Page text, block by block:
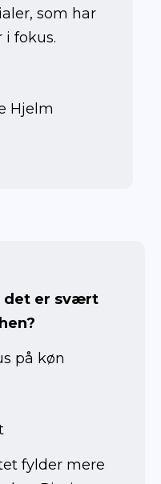
som har
fokus.
Hjelm
det er svært
på køn
fylder mere